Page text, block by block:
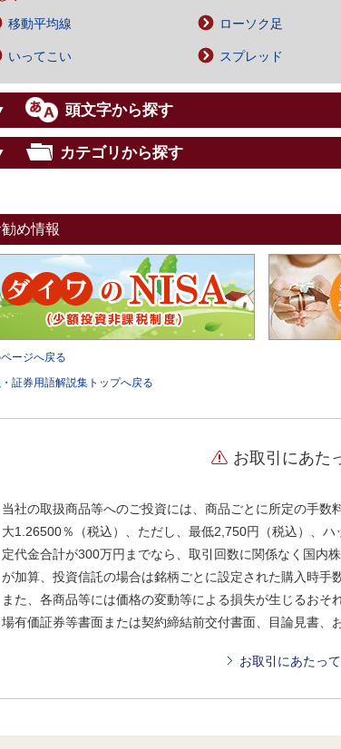
移動平均線 ローソク足
いってこい スプレッド
頭文字から探す
カテゴリから探す
め情報
ージへ戻る
証券用語解説集トップへ戻る
お取引にあた
当社の取扱商品等へのご投資には、商品ごとに所定の手
大1.26500％（税込）、ただし、最低2,750円（税込）、
定代金合計が300万円までなら、取引回数に関係なく国内
が加算、投資信託の場合は銘柄ごとに設定された購入時手
また、各商品等には価格の変動等による損失が生じるお
場有価証券等書面または契約締結前交付書面、目論見書、
お取引にあたっ